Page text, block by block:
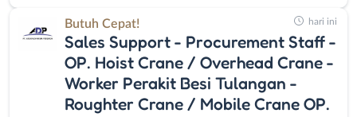
Butuh Cepat!
Sales Support - Procurement Staff -
OP. Hoist Crane / Overhead Crane -
Worker Perakit Besi Tulangan -
Roughter Crane / Mobile Crane OP.
hari ini